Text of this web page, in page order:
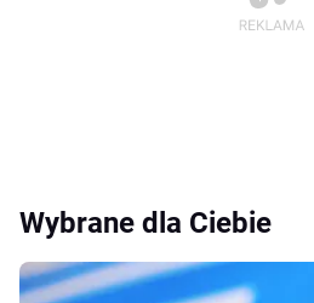
Wybrane dla Ciebie